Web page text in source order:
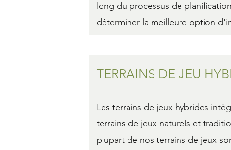
long du processus de
déterminer la meilleure option
TERRAINS DE JEU
Les terrains de jeux hybrides
terrains de jeux naturels et
plupart de nos terrains de jeux